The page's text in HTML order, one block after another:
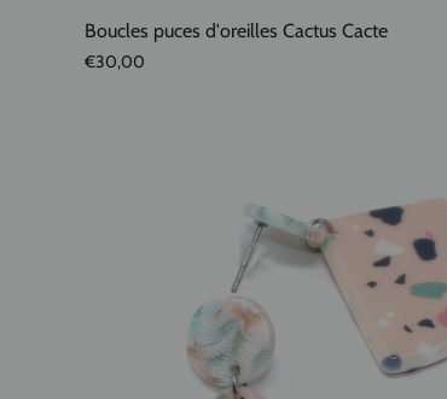
Boucles puces d'oreilles Cactus Cacte
€30,00